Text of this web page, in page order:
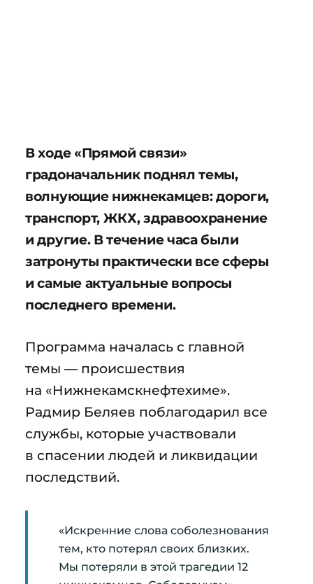
В ходе «Прямой связи»
градоначальник поднял темы,
волнующие нижнекамцев: дороги,
транспорт, ЖКХ, здравоохранение
и другие. В течение часа были
затронуты практически все сферы
и самые актуальные вопросы
последнего времени.
Программа началась с главной
темы — происшествия
на «Нижнекамскнефтехиме».
Радмир Беляев поблагодарил все
службы, которые участвовали
в спасении людей и ликвидации
последствий.
«Искренние слова соболезнования
тем, кто потерял своих близких.
Мы потеряли в этой трагедии 12